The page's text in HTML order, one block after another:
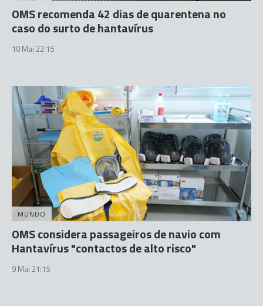
OMS recomenda 42 dias de quarentena no
caso do surto de hantavírus
10 Mai 22:15
MUNDO
OMS considera passageiros de navio com
Hantavírus "contactos de alto risco"
9 Mai 21:15